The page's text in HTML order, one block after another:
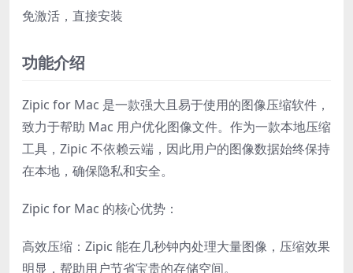
免激活，直接安装
功能介绍
Zipic for Mac 是一款强大且易于使用的图像压缩软件，
致力于帮助 Mac 用户优化图像文件。作为一款本地压缩
工具，Zipic 不依赖云端，因此用户的图像数据始终保持
在本地，确保隐私和安全。
Zipic for Mac 的核心优势：
高效压缩：Zipic 能在几秒钟内处理大量图像，压缩效果
明显，帮助用户节省宝贵的存储空间。